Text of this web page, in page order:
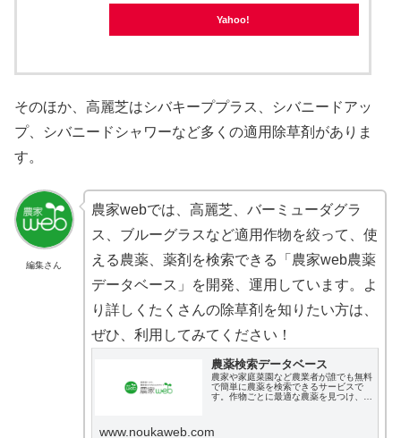
Yahoo!
そのほか、高麗芝はシバキーププラス、シバニードアッ
プ、シバニードシャワーなど多くの適用除草剤がありま
す。
編集さん
農家webでは、高麗芝、バーミューダグラ
ス、ブルーグラスなど適用作物を絞って、使
える農薬、薬剤を検索できる「農家web農薬
データベース」を開発、運用しています。よ
り詳しくたくさんの除草剤を知りたい方は、
ぜひ、利用してみてください！
農薬検索データベース
農家や家庭菜園など農業者が誰でも無料
で簡単に農薬を検索できるサービスで
す。作物ごとに最適な農薬を見つけ、効
www.noukaweb.com